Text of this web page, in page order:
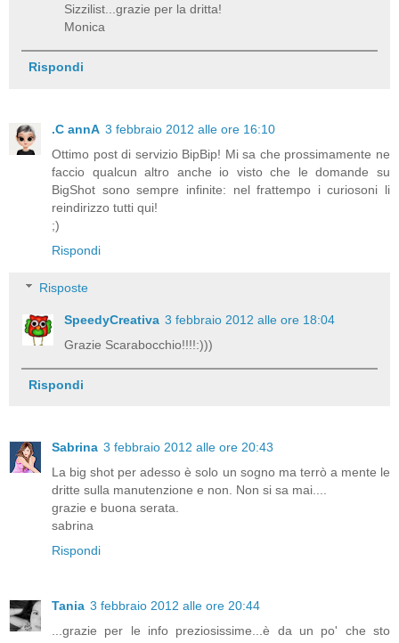
Sizzilist...grazie per la dritta!
Monica
Rispondi
.C annA 3 febbraio 2012 alle ore 16:10
Ottimo post di servizio BipBip! Mi sa che prossimamente ne
faccio qualcun altro anche io visto che le domande su
BigShot sono sempre infinite: nel frattempo i curiosoni li
reindirizzo tutti qui!
;)
Rispondi
Risposte
SpeedyCreativa 3 febbraio 2012 alle ore 18:04
Grazie Scarabocchio!!!!:)))
Rispondi
Sabrina 3 febbraio 2012 alle ore 20:43
La big shot per adesso è solo un sogno ma terrò a mente le
dritte sulla manutenzione e non. Non si sa mai....
grazie e buona serata.
sabrina
Rispondi
Tania 3 febbraio 2012 alle ore 20:44
...grazie per le info preziosissime...è da un po' che sto